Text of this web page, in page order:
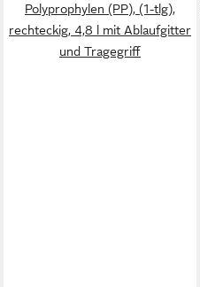
Polyprophylen (PP), (1-tlg),
rechteckig, 4,8 l mit Ablaufgitter
und Tragegriff